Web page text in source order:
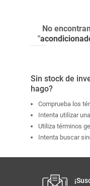
No
"
Sin stock de
hago?
Comprueba los
Intenta utilizar
Utiliza términos
Intenta buscar